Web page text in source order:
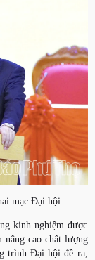
mạc Đại hội
kinh nghiệm được
nâng cao chất lượng
trình Đại hội đề ra,